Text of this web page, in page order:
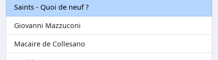
Saints - Quoi de neuf ?
Giovanni Mazzuconi
Macaire de Collesano